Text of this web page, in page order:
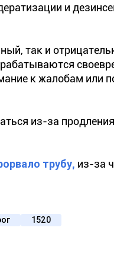
и
так и
к жалобам или
из-за
трубу, из-за
1520